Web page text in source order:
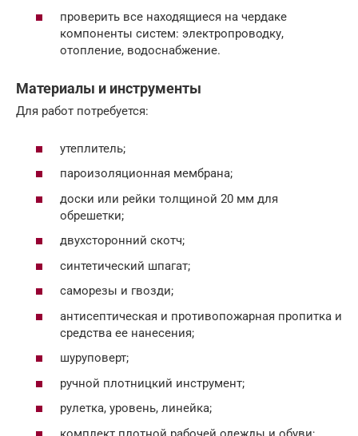
проверить все находящиеся на чердаке
компоненты систем: электропроводку,
отопление, водоснабжение.
Материалы и инструменты
Для работ потребуется:
утеплитель;
пароизоляционная мембрана;
доски или рейки толщиной 20 мм для
обрешетки;
двухсторонний скотч;
синтетический шпагат;
саморезы и гвозди;
антисептическая и противопожарная пропитка и
средства ее нанесения;
шуруповерт;
ручной плотницкий инструмент;
рулетка, уровень, линейка;